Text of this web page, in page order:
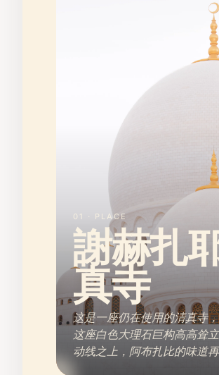
01 · PLACE
謝赫扎
真寺
这是一座仍在使用的清真寺
这座白色大理石巨构高高耸
动线之上，阿布扎比的味道再